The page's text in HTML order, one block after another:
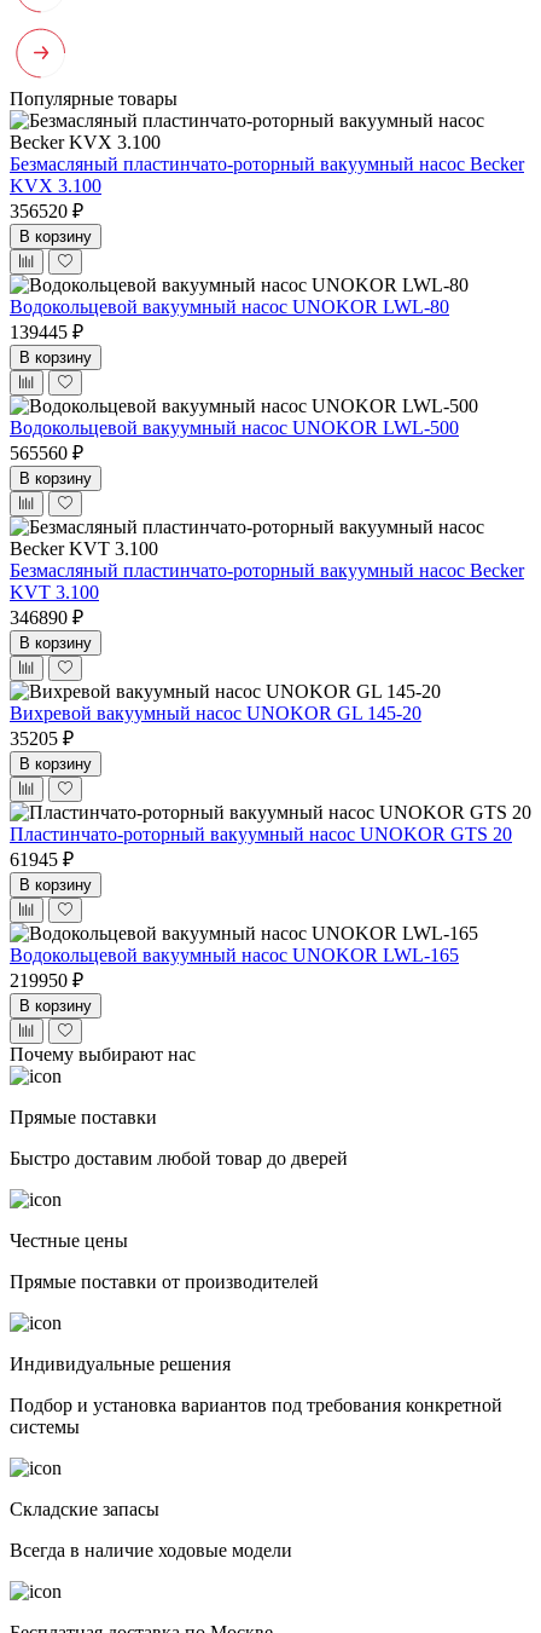
Популярные товары
Безмасляный пластинчато-роторный вакуумный насос Becker
KVX 3.100
356520 ₽
В корзину
Водокольцевой вакуумный насос UNOKOR LWL-80
139445 ₽
В корзину
Водокольцевой вакуумный насос UNOKOR LWL-500
565560 ₽
В корзину
Безмасляный пластинчато-роторный вакуумный насос Becker
KVT 3.100
346890 ₽
В корзину
Вихревой вакуумный насос UNOKOR GL 145-20
35205 ₽
В корзину
Пластинчато-роторный вакуумный насос UNOKOR GTS 20
61945 ₽
В корзину
Водокольцевой вакуумный насос UNOKOR LWL-165
219950 ₽
В корзину
Почему выбирают нас
Прямые поставки
Быстро доставим любой товар до дверей
Честные цены
Прямые поставки от производителей
Индивидуальные решения
Подбор и установка вариантов под требования конкретной
системы
Складские запасы
Всегда в наличие ходовые модели